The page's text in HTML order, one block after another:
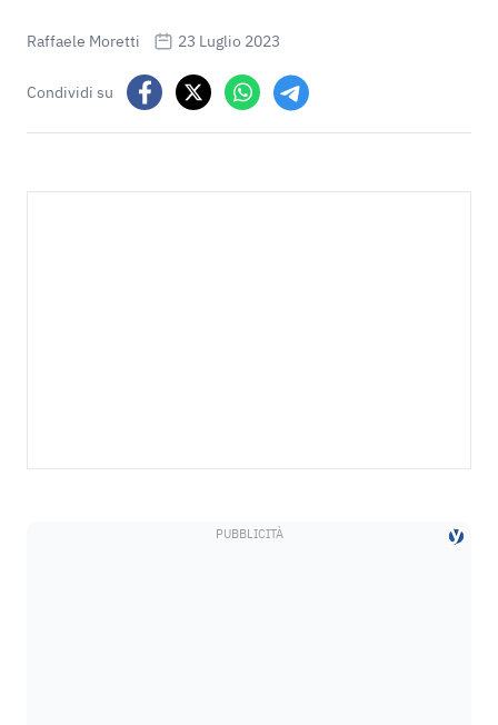
Raffaele Moretti 23 Luglio 2023
Condividi su